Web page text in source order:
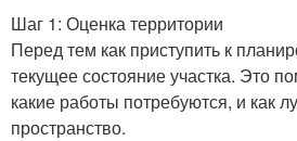
Шаг 1: Оценка территории
Перед тем как приступить к
текущее состояние участка. Это
какие работы потребуются, и как
пространство.